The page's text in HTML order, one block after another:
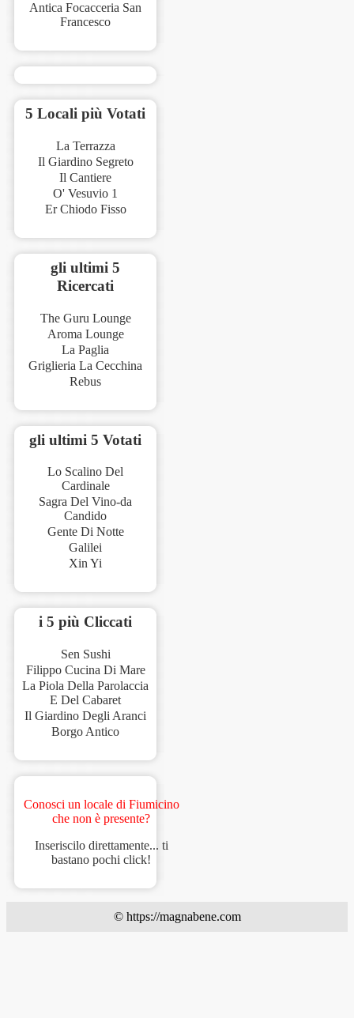
Antica Focacceria San
Francesco
5 Locali più Votati
La Terrazza
Il Giardino Segreto
Il Cantiere
O' Vesuvio 1
Er Chiodo Fisso
gli ultimi 5
Ricercati
The Guru Lounge
Aroma Lounge
La Paglia
Griglieria La Cecchina
Rebus
gli ultimi 5 Votati
Lo Scalino Del
Cardinale
Sagra Del Vino-da
Candido
Gente Di Notte
Galilei
Xin Yi
i 5 più Cliccati
Sen Sushi
Filippo Cucina Di Mare
La Piola Della Parolaccia
E Del Cabaret
Il Giardino Degli Aranci
Borgo Antico
Conosci un locale di Fiumicino
che non è presente?
Inseriscilo direttamente... ti
bastano pochi click!
© https://magnabene.com